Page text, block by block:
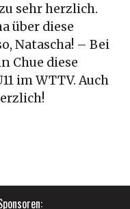
sehr herzlich.
über diese
Natascha! – Bei
Chue diese
im WTTV. Auch